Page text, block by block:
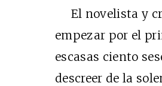
El novelista y
empezar por el
escasas ciento
descreer de la